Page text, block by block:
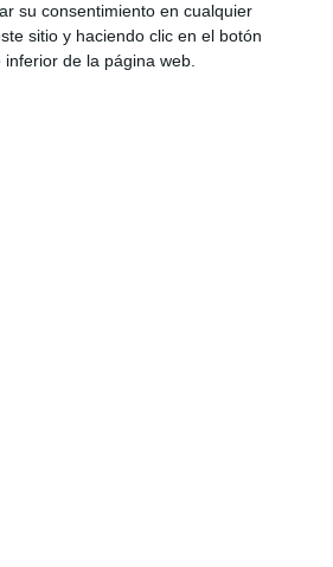
su consentimiento en cualquier
sitio y haciendo clic en el botón
de la página web.
municipio participarán en
extenderá hasta primavera.